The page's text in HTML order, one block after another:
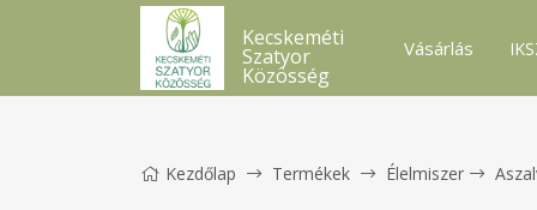
Kecskeméti
Szatyor
Közösség
Vásárlás
Kezdőlap Termékek Élelmiszer